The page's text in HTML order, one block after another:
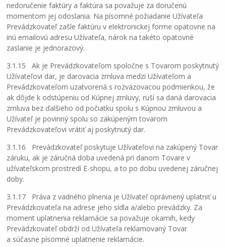
nedoručenie faktúry a faktúra sa považuje za doručenú
momentom jej odoslania. Na písomné požiadanie Užívateľa
Prevádzkovateľ zašle faktúru v elektronickej forme opätovne na
inú emailovú adresu Užívateľa, nárok na takéto opätovné
zaslanie je jednorazový.
3.1.15 Ak je Prevádzkovateľom spoločne s Tovarom poskytnutý
Užívateľovi dar, je darovacia zmluva medzi Užívateľom a
Prevádzkovateľom uzatvorená s rozväzovacou podmienkou, že
ak dôjde k odstúpeniu od Kúpnej zmluvy, ruší sa daná darovacia
zmluva bez ďalšieho od počiatku spolu s Kúpnou zmluvou a
Užívateľ je povinný spolu so zakúpeným tovarom
Prevádzkovateľovi vrátiť aj poskytnutý dar.
3.1.16 Prevádzkovateľ poskytuje Užívateľovi na zakúpený Tovar
záruku, ak je záručná doba uvedená pri danom Tovare v
užívateľskom prostredí E-shopu, a to po dobu uvedenej záručnej
doby.
3.1.17 Práva z vadného plnenia je Užívateľ oprávnený uplatniť u
Prevádzkovateľa na adrese jeho sídla a/alebo prevádzky. Za
moment uplatnenia reklamácie sa považuje okamih, kedy
Prevádzkovateľ obdrží od Užívateľa reklamovaný Tovar
a súčasne písomné uplatnenie reklamácie.